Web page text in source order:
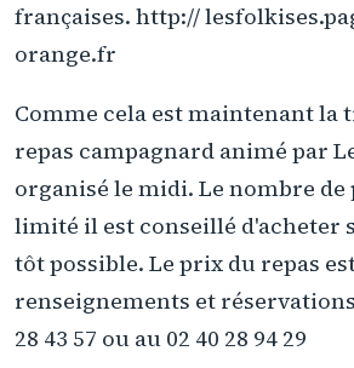
françaises. http://
orange.fr
Comme cela est maintenant la
repas campagnard animé par
organisé le midi. Le nombre de
limité il est conseillé d'acheter
tôt possible. Le prix du repas
renseignements et
28 43 57 ou au 02 40 28 94 29